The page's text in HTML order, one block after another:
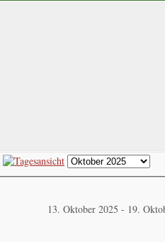
13. Oktober 2025 - 19.